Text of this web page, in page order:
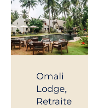
Omali
Lodge,
Retraite